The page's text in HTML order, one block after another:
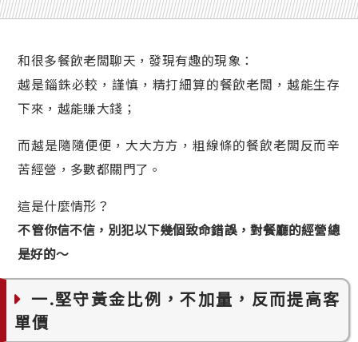
和很多餐飲老闆聊天，發現有趣的現象：
越是錙銖必較，謹慎，精打細算的餐飲老闆，越能生存
下來，越能賺大錢；
而越是隨隨便便，大大方方，粗線條的餐飲老闆反而辛
苦經營，多數都關門了。
這是什麼情形？
不管你信不信，別犯以下幾個致命錯誤，對餐廳的經營總
是好的～
一.堅守黃金比例，不加量，反而提高客
單價